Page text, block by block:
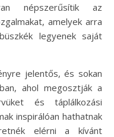
népszerűsítik az
amelyek arra
legyenek saját
jelentős, és sokan
ahol megosztják a
és táplálkozási
inspirálóan hathatnak
elérni a kívánt